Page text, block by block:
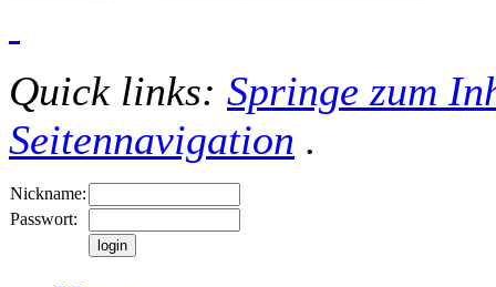
Quick links: Springe zum
Seitennavigation .
Nickname:
Passwort: